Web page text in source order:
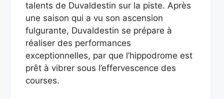
talents de Duvaldestin sur la piste. Après
une saison qui a vu son ascension
fulgurante, Duvaldestin se prépare à
réaliser des performances
exceptionnelles, par que l’hippodrome est
prêt à vibrer sous l’effervescence des
courses.